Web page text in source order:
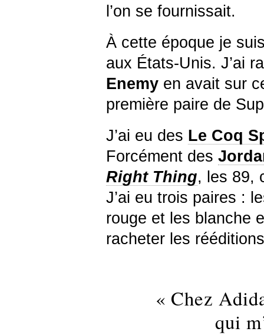
l’on se fournissait.
À cette époque je
aux États-Unis. J’ai
Enemy en avait sur
première paire de
J’ai eu des Le Coq
Forcément des
Right Thing, les 89,
J’ai eu trois paires :
rouge et les blanche
racheter les
« Chez
qui